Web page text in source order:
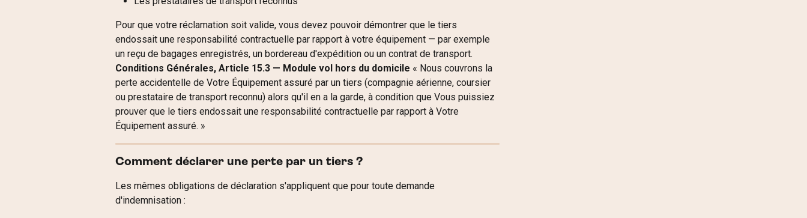
Pour que votre réclamation soit valide, vous devez pouvoir démontrer que le tiers
endossait une responsabilité contractuelle par rapport à votre équipement — par exemple
un reçu de bagages enregistrés, un bordereau d'expédition ou un contrat de transport.
Conditions Générales, Article 15.3 — Module vol hors du domicile « Nous couvrons la
perte accidentelle de Votre Équipement assuré par un tiers (compagnie aérienne, coursier
ou prestataire de transport reconnu) alors qu'il en a la garde, à condition que Vous puissiez
prouver que le tiers endossait une responsabilité contractuelle par rapport à Votre
Équipement assuré. »
Comment déclarer une perte par un tiers ?
Les mêmes obligations de déclaration s'appliquent que pour toute demande
d'indemnisation :